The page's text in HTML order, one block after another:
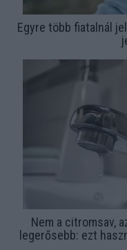
Egyre több fiatalnál
Nem a citromsav,
legerősebb: ezt